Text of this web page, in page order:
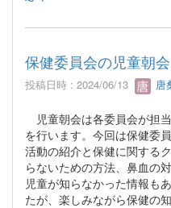
保健委員会の児童朝会
投稿日時 : 2024/06/13 唐
児童朝会は各委員会が担
を行います。今回は保健委
活動の紹介と保健に関する
らないための方法、鼻血の
児童が知らなかった情報も
たが、楽しみながら保健の